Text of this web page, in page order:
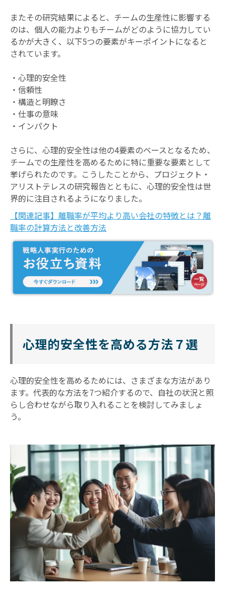
またその研究結果によると、チームの生産性に影響する
のは、個人の能力よりもチームがどのように協力してい
るかが大きく、以下5つの要素がキーポイントになると
されています。
・心理的安全性
・信頼性
・構造と明瞭さ
・仕事の意味
・インパクト
さらに、心理的安全性は他の4要素のベースとなるため、
チームでの生産性を高めるために特に重要な要素として
挙げられたのです。こうしたことから、プロジェクト・
アリストテレスの研究報告とともに、心理的安全性は世
界的に注目されるようになりました。
【関連記事】離職率が平均より高い会社の特徴とは？離
職率の計算方法と改善方法
心理的安全性を高める方法７選
心理的安全性を高めるためには、さまざまな方法があり
ます。代表的な方法を7つ紹介するので、自社の状況と照
らし合わせながら取り入れることを検討してみましょ
う。